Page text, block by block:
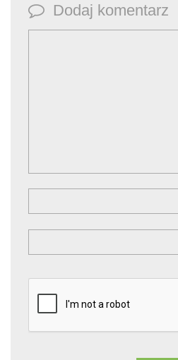
Dodaj komentarz